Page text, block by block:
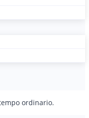
ordinario.